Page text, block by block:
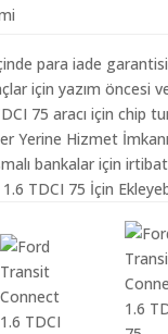
para iade
için yazım öncesi
75 aracı için chip
Yerine Hizmet
bankalar için
TDCI 75 İçin